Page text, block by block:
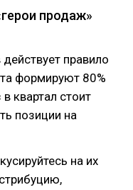
продаж»
правило
формируют 80%
квартал стоит
позиции на
на их